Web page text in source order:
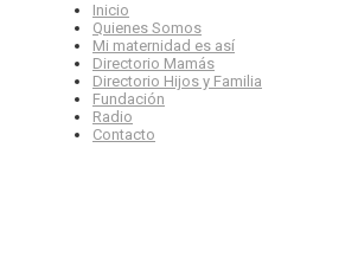
Inicio
Quienes Somos
Mi maternidad es así
Directorio Mamás
Directorio Hijos y Familia
Fundación
Radio
Contacto